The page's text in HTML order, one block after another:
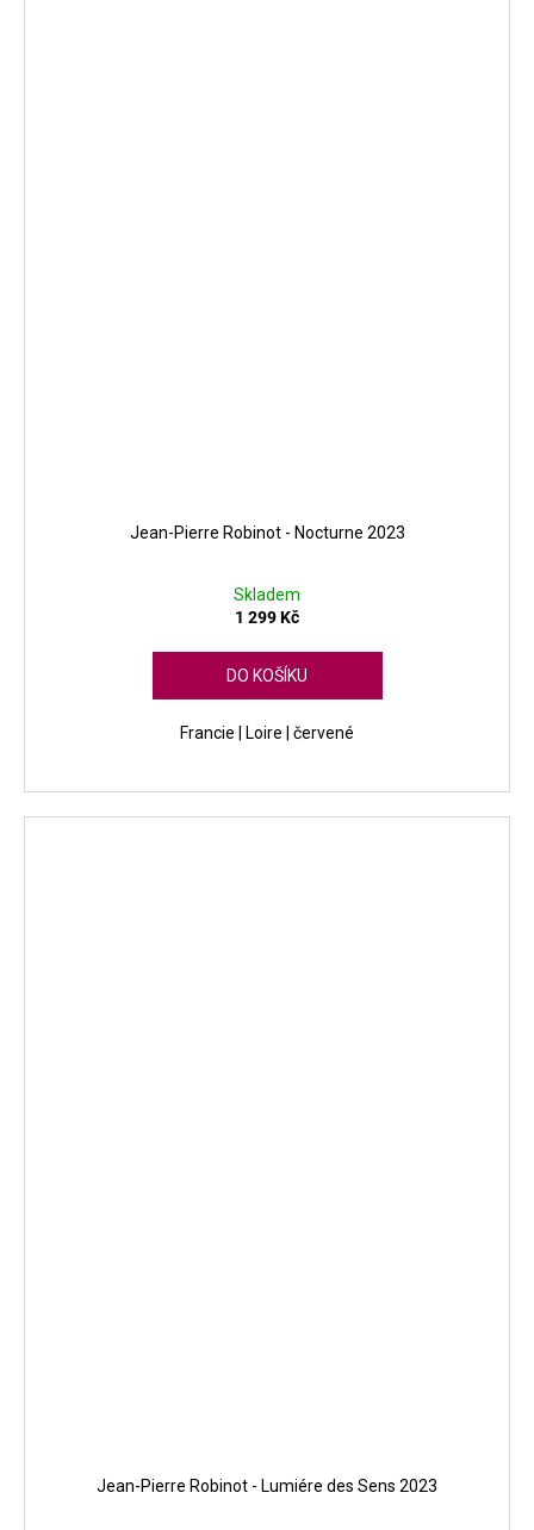
Jean-Pierre Robinot - Nocturne 2023
Skladem
1 299 Kč
DO KOŠÍKU
Francie | Loire | červené
Jean-Pierre Robinot - Lumiére des Sens 2023